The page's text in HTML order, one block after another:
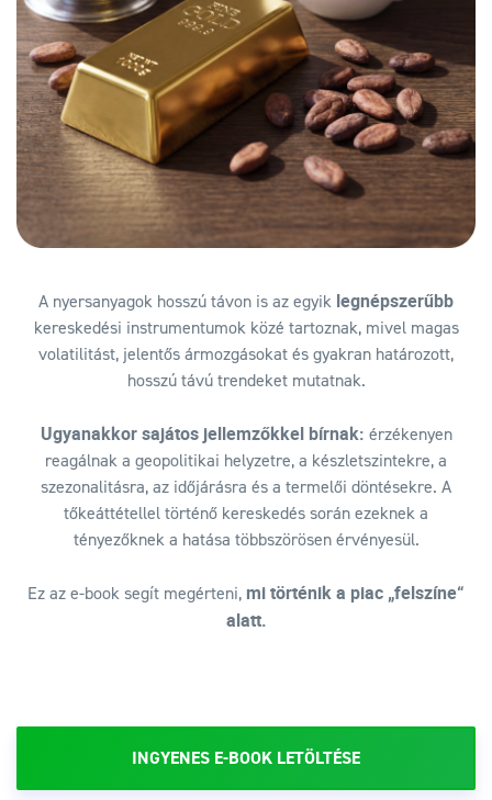
A nyersanyagok hosszú távon is az egyik legnépszerűbb
kereskedési instrumentumok közé tartoznak, mivel magas
volatilitást, jelentős ármozgásokat és gyakran határozott,
hosszú távú trendeket mutatnak.
Ugyanakkor sajátos jellemzőkkel bírnak: érzékenyen
reagálnak a geopolitikai helyzetre, a készletszintekre, a
szezonalitásra, az időjárásra és a termelői döntésekre. A
tőkeáttétellel történő kereskedés során ezeknek a
tényezőknek a hatása többszörösen érvényesül.
Ez az e-book segít megérteni, mi történik a piac „felszíne“
alatt.
INGYENES E-BOOK LETÖLTÉSE